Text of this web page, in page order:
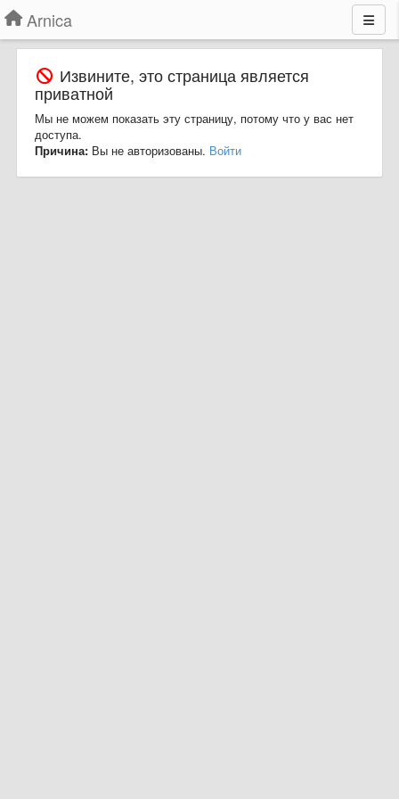
Arnica
Извините, это страница является
приватной
Мы не можем показать эту страницу, потому что у вас нет
доступа.
Причина: Вы не авторизованы. Войти